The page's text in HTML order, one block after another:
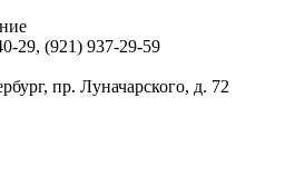
29, (921) 937-29-59
пр. Луначарского, д. 72